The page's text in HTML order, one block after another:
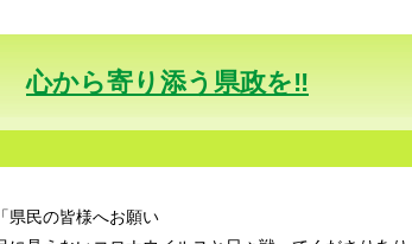
心から寄り添う県政を‼️
県民の皆様へお願い